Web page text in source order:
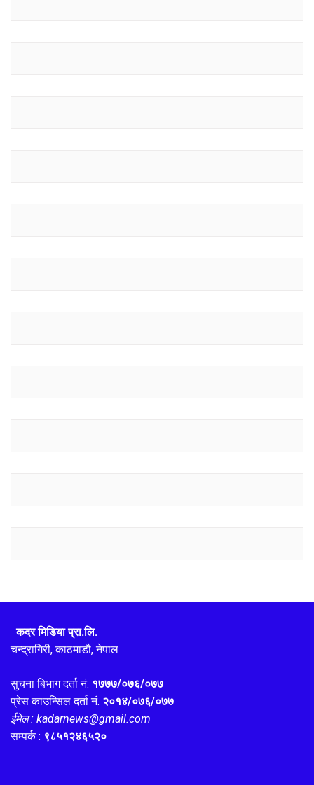
कदर मिडिया प्रा.लि.
चन्द्रागिरी, काठमाडौ, नेपाल
सुचना बिभाग दर्ता नं. १७७७/०७६/०७७
प्रेस काउन्सिल दर्ता नं. २०१४/०७६/०७७
ईमेल : kadarnews@gmail.com
सम्पर्क : ९८५१२४६५२०